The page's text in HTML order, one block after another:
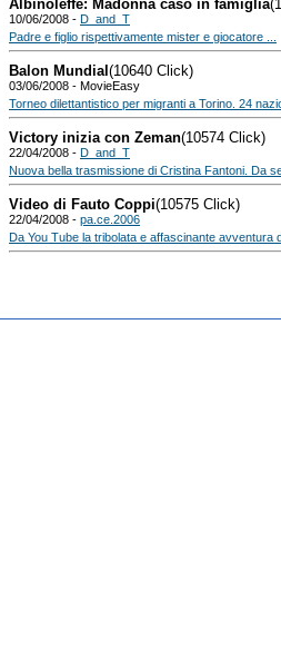
Albinoleffe: Madonna caso in famiglia
10/06/2008 - D_and_T
Padre e figlio rispettivamente mister e giocatore ...
Balon Mundial (10640 Click)
03/06/2008 - MovieEasy
Torneo dilettantistico per migranti a Torino. 24
Victory inizia con Zeman(10574 Click)
22/04/2008 - D_and_T
Nuova bella trasmissione di Cristina Fantoni. Da
Video di Fauto Coppi(10575 Click)
22/04/2008 - pa.ce.2006
Da You Tube la tribolata e affascinante avventura